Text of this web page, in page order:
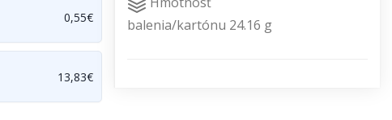
0,55€
13,83€
balenia/kartónu 24.16 g